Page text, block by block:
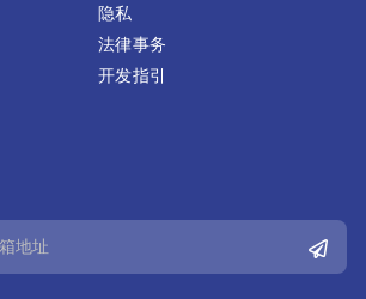
隐私
法律事务
开发指引